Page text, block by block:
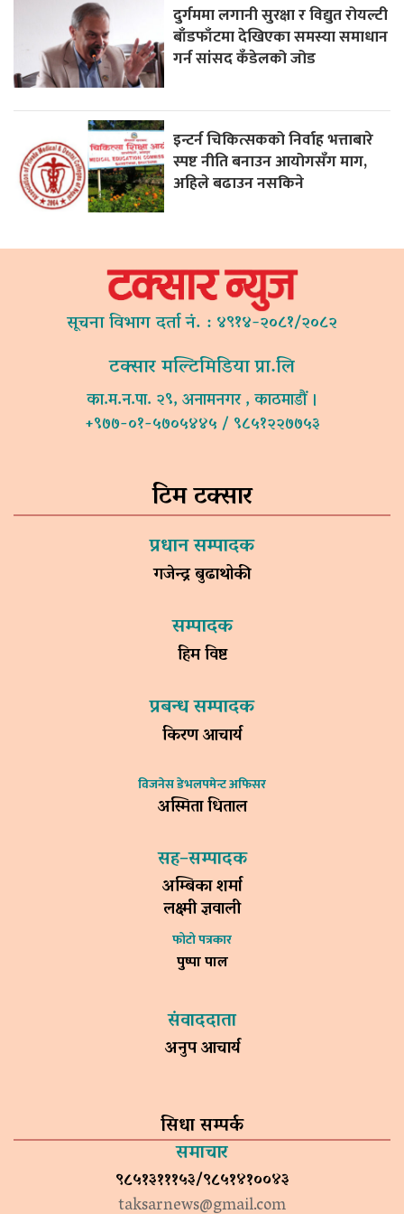
दुर्गममा लगानी सुरक्षा र विद्युत रोयल्टी
बाँडफाँटमा देखिएका समस्या समाधान
गर्न सांसद कँडेलको जोड
इन्टर्न चिकित्सकको निर्वाह भत्ताबारे
स्पष्ट नीति बनाउन आयोगसँग माग,
अहिले बढाउन नसकिने
सूचना विभाग दर्ता नं. : ४९१४-२०८१/२०८२
टक्सार मल्टिमिडिया प्रा.लि
का.म.न.पा. २९, अनामनगर , काठमाडौं ।
+९७७-०१-५७०५४४५ / ९८५१२२७७५३
टिम टक्सार
प्रधान सम्पादक
गजेन्द्र बुढाथोकी
सम्पादक
हिम विष्ट
प्रबन्ध सम्पादक
किरण आचार्य
विजनेस डेभलपमेन्ट अफिसर
अस्मिता धिताल
सह–सम्पादक
अम्बिका शर्मा
लक्ष्मी ज्ञवाली
फोटो पत्रकार
पुष्पा पाल
संवाददाता
अनुप आचार्य
सिधा सम्पर्क
समाचार
९८५१३१११५३/९८५१४१००४३
taksarnews@gmail.com